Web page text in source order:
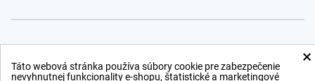
×
Táto webová stránka používa súbory cookie pre zabezpečenie
nevyhnutnej funkcionality e-shopu, štatistické a marketingové